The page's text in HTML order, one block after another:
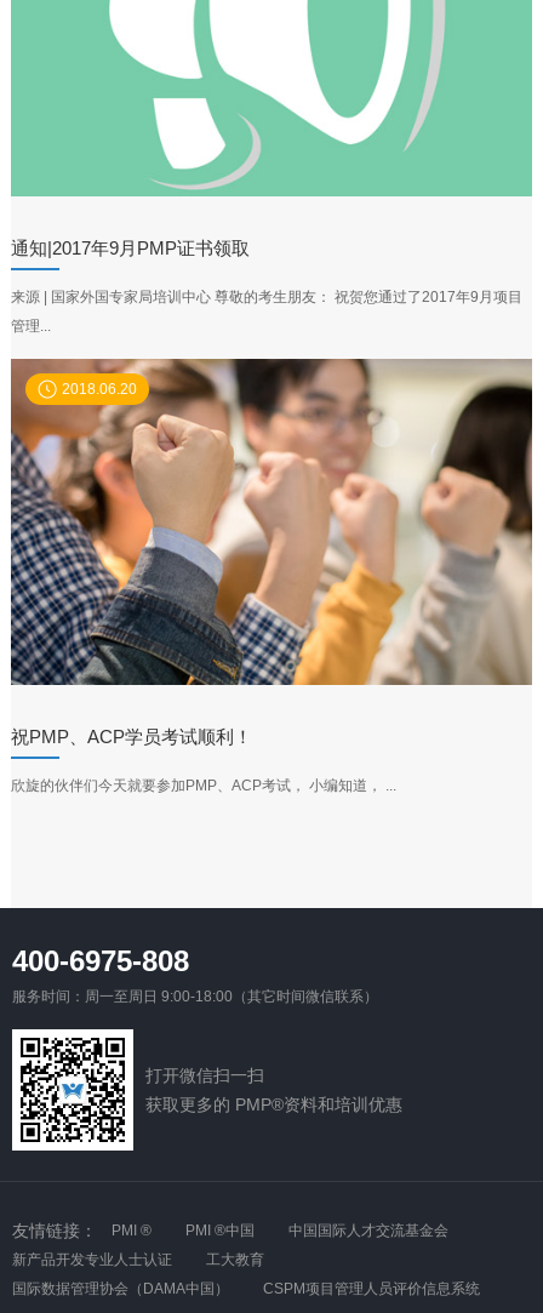
通知|2017年9月PMP证书领取
来源 | 国家外国专家局培训中心 尊敬的考生朋友： 祝贺您通过了2017年9月项目
管理...
2018.06.20
祝PMP、ACP学员考试顺利！
欣旋的伙伴们今天就要参加PMP、ACP考试， 小编知道， ...
400-6975-808
服务时间：周一至周日 9:00-18:00（其它时间微信联系）
打开微信扫一扫
获取更多的 PMP®资料和培训优惠
友情链接： PMI ® PMI ®中国
中国国际人才交流基金会
新产品开发专业人士认证
工大教育
国际数据管理协会（DAMA中国）
CSPM项目管理人员评价信息系统